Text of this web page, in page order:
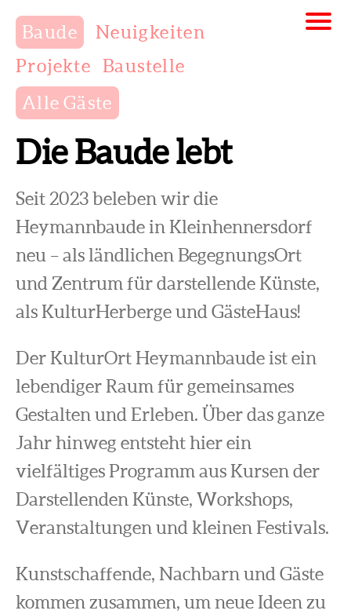
Baude
Neuigkeiten
Projekte
Baustelle
Alle Gäste
Die Baude lebt
Seit 2023 beleben wir die
Heymannbaude in Kleinhennersdorf
neu – als ländlichen BegegnungsOrt
und Zentrum für darstellende Künste,
als KulturHerberge und GästeHaus!
Der KulturOrt Heymannbaude ist ein
lebendiger Raum für gemeinsames
Gestalten und Erleben. Über das ganze
Jahr hinweg entsteht hier ein
vielfältiges Programm aus Kursen der
Darstellenden Künste, Workshops,
Veranstaltungen und kleinen Festivals.
Kunstschaffende, Nachbarn und Gäste
kommen zusammen, um neue Ideen zu